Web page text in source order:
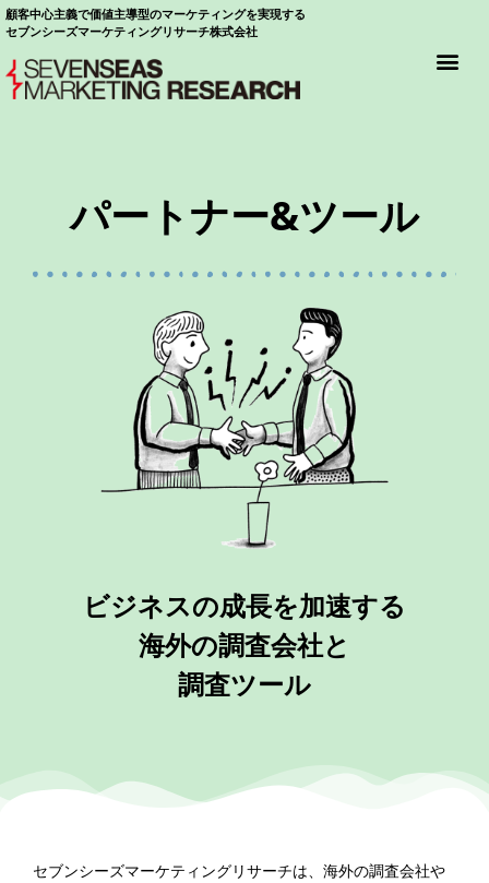
顧客中心主義で価値主導型のマーケティングを実現する
セブンシーズマーケティングリサーチ株式会社
パートナー&ツール
ビジネスの成長を加速する
海外の調査会社と
調査ツール
セブンシーズマーケティングリサーチは、海外の調査会社や